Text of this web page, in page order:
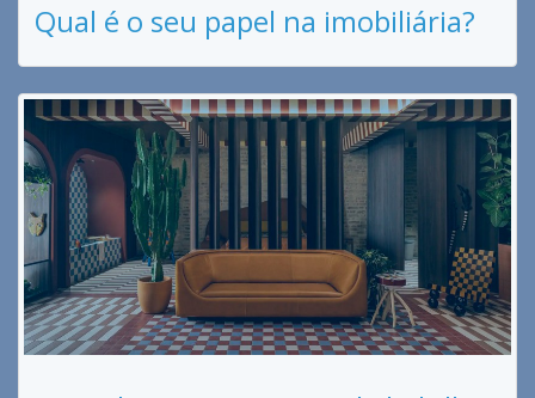
Qual é o seu papel na imobiliária?